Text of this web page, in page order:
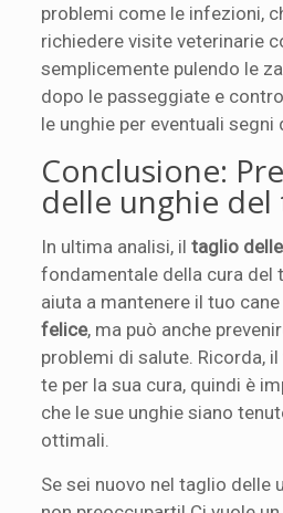
problemi come le infezioni,
richiedere visite veterinarie
semplicemente pulendo le
dopo le passeggiate e
le unghie per eventuali segni
Conclusione:
delle unghie del
In ultima analisi, iltaglio
fondamentale della cura del
aiuta a mantenere il tuo cane
felice, ma può anche
problemi di salute. Ricorda,
te per la sua cura, quindi è
che le sue unghie siano
ottimali.
Se sei nuovo nel taglio delle